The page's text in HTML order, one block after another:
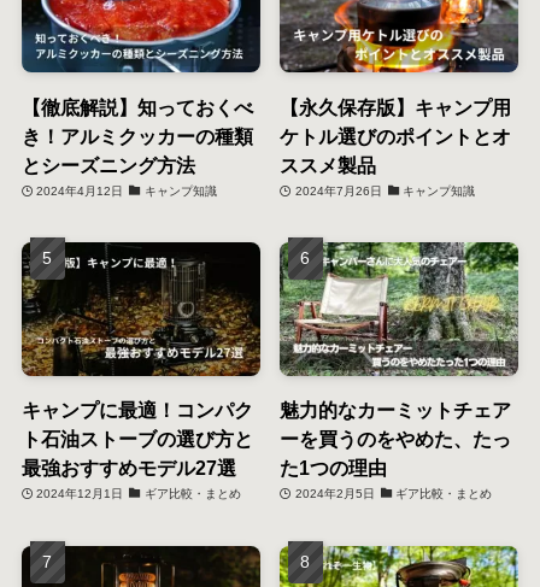
【徹底解説】知っておくべ
き！アルミクッカーの種類
とシーズニング方法
2024年4月12日 キャンプ知識
【永久保存版】キャンプ用
ケトル選びのポイントとオ
ススメ製品
2024年7月26日 キャンプ知識
キャンプに最適！コンパク
ト石油ストーブの選び方と
最強おすすめモデル27選
2024年12月1日 ギア比較・まとめ
魅力的なカーミットチェア
ーを買うのをやめた、たっ
た1つの理由
2024年2月5日 ギア比較・まとめ